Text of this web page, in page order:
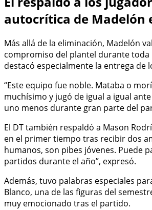
autocrítica de Madelón
Más allá de la eliminación, Madelón
compromiso del plantel durante toda
destacó especialmente la entrega de
“Este equipo fue noble. Mataba o
muchísimo y jugó de igual a igual
uno menos durante gran parte del
El DT también respaldó a Mason
en el primer tiempo tras recibir dos
humanos, son pibes jóvenes. Puede
partidos durante el año”, expresó.
Además, tuvo palabras especiales
Blanco, una de las figuras del
muy emocionado tras el partido.